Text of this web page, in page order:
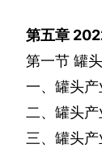
第五章
第一节 罐
一、罐头
二、罐头
三、罐头